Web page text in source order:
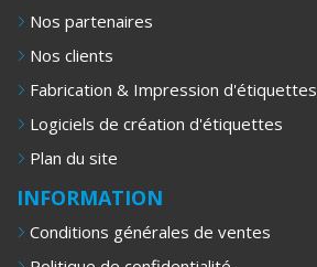
Nos partenaires
Nos clients
Fabrication & Impression d'étiquettes
Logiciels de création d'étiquettes
Plan du site
INFORMATION
Conditions générales de ventes